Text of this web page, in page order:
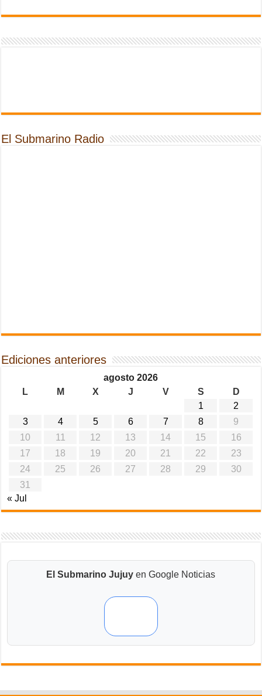
El Submarino Radio
Ediciones anteriores
agosto 2026
L
M X J V S
D
1
2
3
4 5 6 7 8
9
10
11 12 13 14 15
16
17
18 19 20 21 22
23
24
25 26 27 28 29
30
31
« Jul
El Submarino Jujuy en Google Noticias